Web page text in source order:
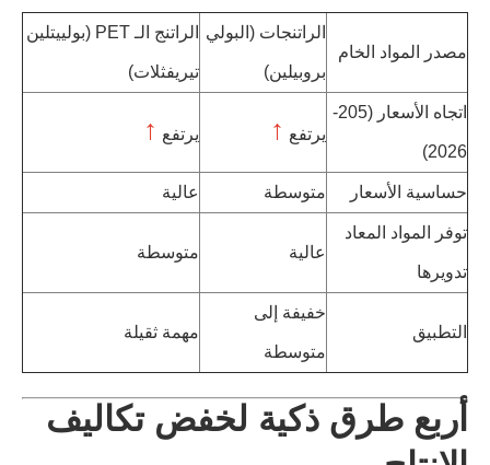
مصدر المواد الخام
الراتنجات (البولي
بروبيلين)
الراتنج الـ PET (بولييتلين
تيريفثلات)
اتجاه الأسعار (205-
2026)
يرتفع ↑ يرتفع ↑
حساسية الأسعار متوسطة عالية
توفر المواد المعاد
تدويرها
عالية متوسطة
التطبيق
خفيفة إلى
متوسطة
مهمة ثقيلة
أربع طرق ذكية لخفض تكاليف